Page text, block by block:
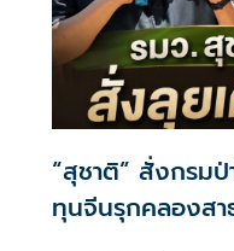
“สุชาติ” สั่งกรม
ทุนจีนรุกคลองส